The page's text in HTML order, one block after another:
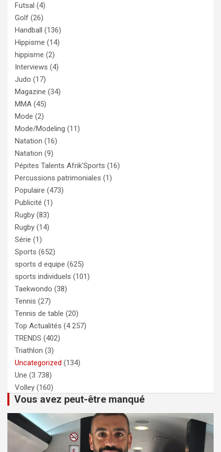
Futsal (4)
Golf (26)
Handball (136)
Hippisme (14)
hippisme (2)
Interviews (4)
Judo (17)
Magazine (34)
MMA (45)
Mode (2)
Mode/Modeling (11)
Natation (16)
Natation (9)
Pépites Talents Afrik'Sports (16)
Percussions patrimoniales (1)
Populaire (473)
Publicité (1)
Rugby (83)
Rugby (14)
Série (1)
Sports (652)
sports d equipe (625)
sports individuels (101)
Taekwondo (38)
Tennis (27)
Tennis de table (20)
Top Actualités (4 257)
TRENDS (402)
Triathlon (3)
Uncategorized (134)
Une (3 738)
Volley (160)
Vous avez peut-être manqué